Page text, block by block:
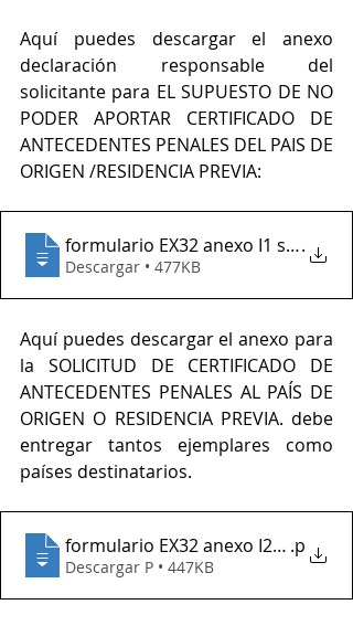
Aquí puedes descargar el anexo
declaración responsable del
solicitante para EL SUPUESTO DE NO
PODER APORTAR CERTIFICADO DE
ANTECEDENTES PENALES DEL PAIS DE
ORIGEN /RESIDENCIA PREVIA:
formulario EX32 anexo I1 .
Descargar • 477KB
Aquí puedes descargar el anexo para
la SOLICITUD DE CERTIFICADO DE
ANTECEDENTES PENALES AL PAÍS DE
ORIGEN O RESIDENCIA PREVIA. debe
entregar tantos ejemplares como
países destinatarios.
formulario EX32 anexo I2 .p
Descargar P • 447KB